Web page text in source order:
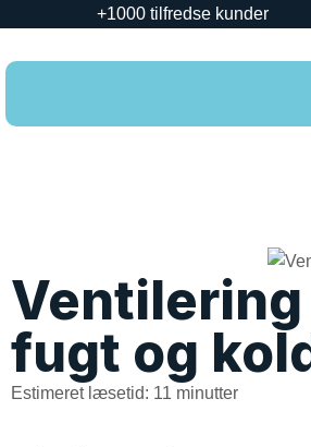
+1000 tilfredse kunder
fugt og
Estimeret læsetid: 11 minutter